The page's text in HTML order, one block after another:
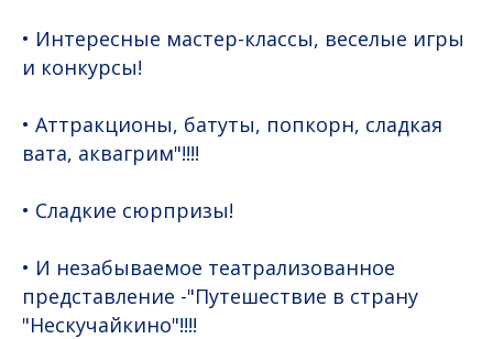
• Интересные мастер-классы, веселые игры
и конкурсы!
• Аттракционы, батуты, попкорн, сладкая
вата, аквагрим"!!!!
• Сладкие сюрпризы!
• И незабываемое театрализованное
представление -"Путешествие в страну
"Нескучайкино"!!!!